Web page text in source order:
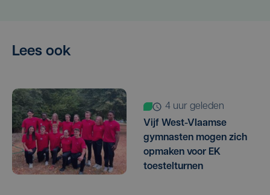
Lees ook
4 uur geleden
Vijf West-Vlaamse
gymnasten mogen zich
opmaken voor EK
toestelturnen